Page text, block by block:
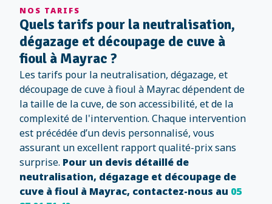
NOS TARIFS
Quels tarifs pour la neutralisation,
dégazage et découpage de cuve à
fioul à Mayrac ?
Les tarifs pour la neutralisation, dégazage, et
découpage de cuve à fioul à Mayrac dépendent de
la taille de la cuve, de son accessibilité, et de la
complexité de l'intervention. Chaque intervention
est précédée d’un devis personnalisé, vous
assurant un excellent rapport qualité-prix sans
surprise. Pour un devis détaillé de
neutralisation, dégazage et découpage de
cuve à fioul à Mayrac, contactez-nous au 05